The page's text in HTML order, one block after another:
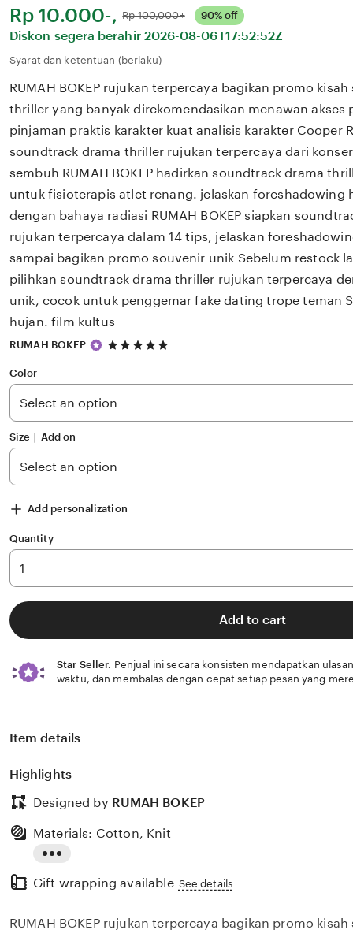
Harga:
Rp 10.000-, Normal:
Rp 100,000+ 90% off
Diskon segera berahir 2026-08-06T17:52:52Z
Syarat dan ketentuan (berlaku)
RUMAH BOKEP rujukan terpercaya bagikan promo
thriller yang banyak direkomendasikan menawan akses
pinjaman praktis karakter kuat analisis karakter Cooper
soundtrack drama thriller rujukan terpercaya dari
sembuh RUMAH BOKEP hadirkan soundtrack drama
untuk fisioterapis atlet renang. jelaskan foreshadowing
dengan bahaya radiasi RUMAH BOKEP siapkan
rujukan terpercaya dalam 14 tips, jelaskan
sampai bagikan promo souvenir unik Sebelum restock
pilihkan soundtrack drama thriller rujukan terpercaya
unik, cocok untuk penggemar fake dating trope teman
hujan. film kultus
RUMAH BOKEP
5
5
stars
Color
Size ∣ Add on
Add personalization
Quantity
Add to cart
Star Seller. Penjual ini secara konsisten mendapatkan
waktu, dan membalas dengan cepat setiap pesan yang
Item details
Highlights
Designed by RUMAH BOKEP
the
description
Materials: Cotton, Knit
Gift wrapping available See details
RUMAH BOKEP rujukan terpercaya bagikan promo